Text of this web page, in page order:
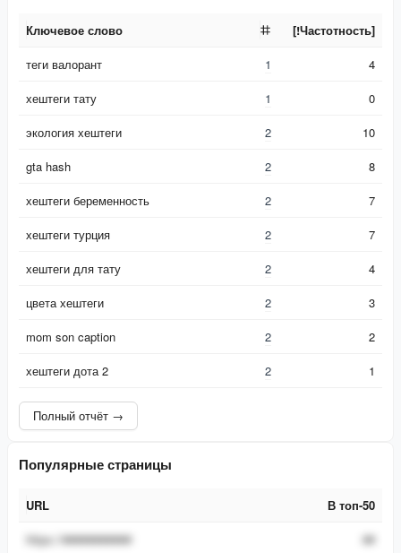
Ключевое слово
[!Частотность]
теги валорант 1
4
хештеги тату
1
0
экология хештеги
2
10
gta hash
2
8
хештеги беременность
2
7
хештеги турция
2
7
хештеги для тату
2
4
цвета хештеги
2
3
mom son caption
2
2
хештеги дота 2
2 1
Полный отчёт →
Популярные страницы
URL
В топ-50
URL
https://###########
##